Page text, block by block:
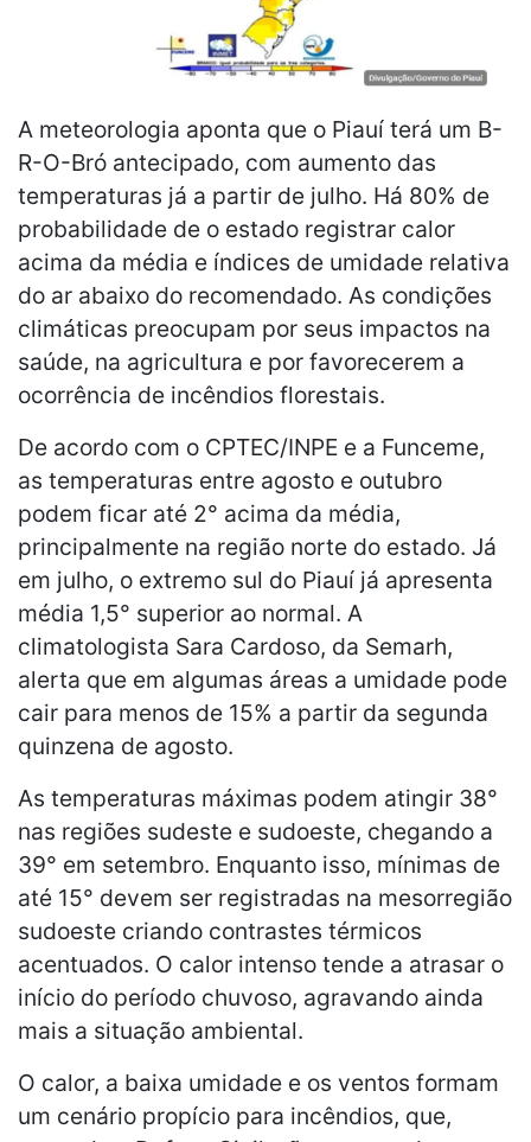
A meteorologia aponta que o Piauí terá um B-
R-O-Bró antecipado, com aumento das
temperaturas já a partir de julho. Há 80% de
probabilidade de o estado registrar calor
acima da média e índices de umidade relativa
do ar abaixo do recomendado. As condições
climáticas preocupam por seus impactos na
saúde, na agricultura e por favorecerem a
ocorrência de incêndios florestais.
De acordo com o CPTEC/INPE e a Funceme,
as temperaturas entre agosto e outubro
podem ficar até 2° acima da média,
principalmente na região norte do estado. Já
em julho, o extremo sul do Piauí já apresenta
média 1,5° superior ao normal. A
climatologista Sara Cardoso, da Semarh,
alerta que em algumas áreas a umidade pode
cair para menos de 15% a partir da segunda
quinzena de agosto.
As temperaturas máximas podem atingir 38°
nas regiões sudeste e sudoeste, chegando a
39° em setembro. Enquanto isso, mínimas de
até 15° devem ser registradas na mesorregião
sudoeste criando contrastes térmicos
acentuados. O calor intenso tende a atrasar o
início do período chuvoso, agravando ainda
mais a situação ambiental.
O calor, a baixa umidade e os ventos formam
um cenário propício para incêndios, que,